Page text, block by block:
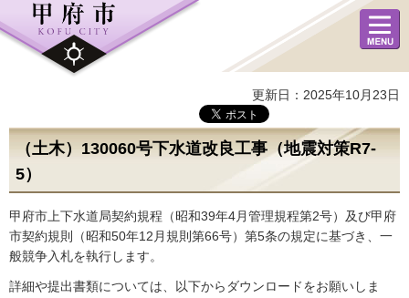
メニュ
ー
更新日：2025年10月23日
（土木）130060号下水道改良工事（地震対策R7-
5）
甲府市上下水道局契約規程（昭和39年4月管理規程第2号）及び甲府
市契約規則（昭和50年12月規則第66号）第5条の規定に基づき、一
般競争入札を執行します。
詳細や提出書類については、以下からダウンロードをお願いしま